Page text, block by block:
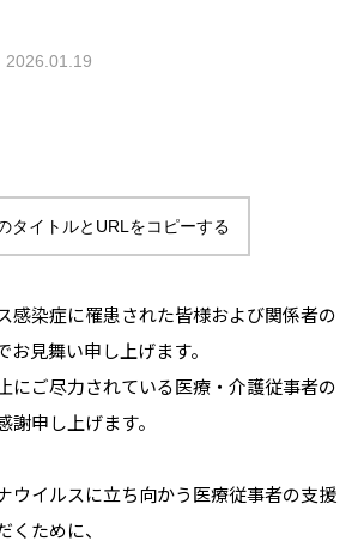
2026.01.19
タイトルとURLをコピーする
感染症に罹患された皆様および関係者の
お見舞い申し上げます。
にご尽力されている医療・介護従事者の
謝申し上げます。
ウイルスに立ち向かう医療従事者の支援
くために、